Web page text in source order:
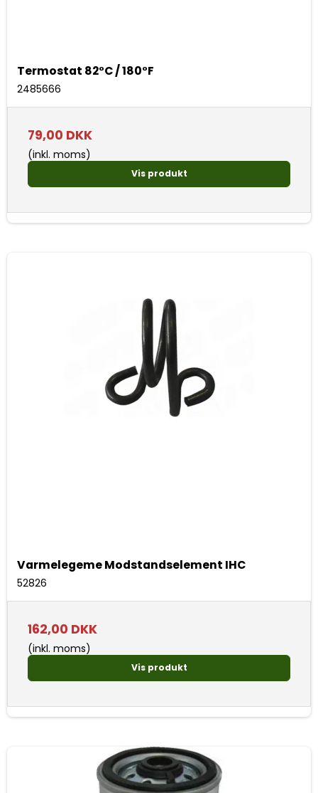
Termostat 82°C / 180°F
2485666
79,00 DKK
(inkl. moms)
Vis produkt
Varmelegeme Modstandselement IHC
52826
162,00 DKK
(inkl. moms)
Vis produkt